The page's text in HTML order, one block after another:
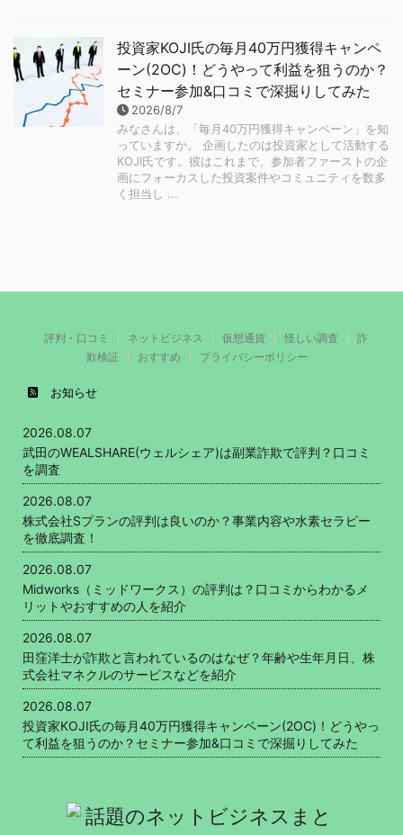
投資家KOJI氏の毎月40万円獲得キャンペ
ーン(2OC)！どうやって利益を狙うのか？
セミナー参加&口コミで深掘りしてみた
2026/8/7
みなさんは、「毎月40万円獲得キャンペーン」を知
っていますか。 企画したのは投資家として活動する
KOJI氏です。彼はこれまで、参加者ファーストの企
画にフォーカスした投資案件やコミュニティを数多
く担当し ...
評判・口コミ ネットビジネス 仮想通貨 怪しい調査
詐
欺検証
おすすめ プライバシーポリシー
お知らせ
2026.08.07
武田のWEALSHARE(ウェルシェア)は副業詐欺で評判？口コミ
を調査
2026.08.07
株式会社Sプランの評判は良いのか？事業内容や水素セラピー
を徹底調査！
2026.08.07
Midworks（ミッドワークス）の評判は？口コミからわかるメ
リットやおすすめの人を紹介
2026.08.07
田窪洋士が詐欺と言われているのはなぜ？年齢や生年月日、株
式会社マネクルのサービスなどを紹介
2026.08.07
投資家KOJI氏の毎月40万円獲得キャンペーン(2OC)！どうやっ
て利益を狙うのか？セミナー参加&口コミで深掘りしてみた